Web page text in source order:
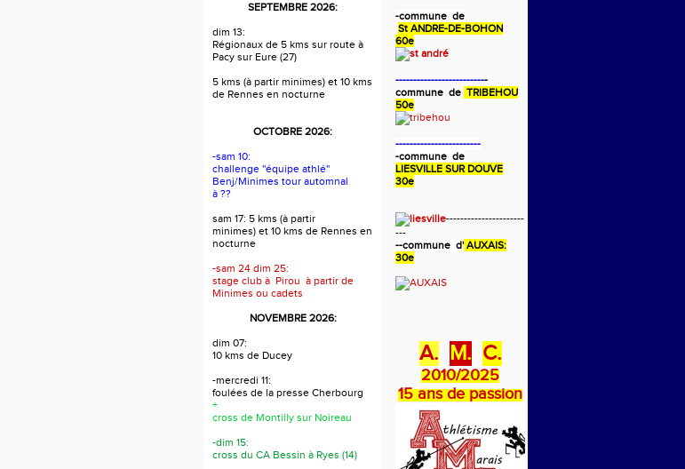
SEPTEMBRE 2026:
dim 13:
Régionaux de 5 kms sur route à
Pacy sur Eure (27)
5 kms (à partir minimes) et 10 kms
de Rennes en nocturne
OCTOBRE 2026:
-sam 10:
challenge ''équipe athlé''
Benj/Minimes tour automnal
à ??
sam 17: 5 kms (à partir
minimes) et 10 kms de Rennes en
nocturne
-sam 24 dim 25:
stage club à Pirou à partir de
Minimes ou cadets
NOVEMBRE 2026:
dim 07:
10 kms de Ducey
-mercredi 11:
foulées de la presse Cherbourg
+
cross de Montilly sur Noireau
-dim 15:
cross du CA Bessin à Ryes (14)
-commune de
St ANDRE-DE-BOHON
60e
--------------------------
commune de TRIBEHOU
50e
------------------------
-commune de
LIESVILLE SUR DOUVE
30e
----------------------
---
--commune d' AUXAIS:
30e
A. M. C.
2010/2025
15 ans de passion